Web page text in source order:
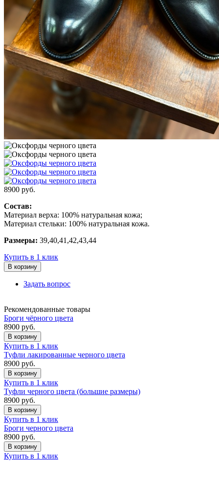
8900 руб.
Состав:
Материал верха: 100% натуральная кожа;
Материал стельки: 100% натуральная кожа.
Размеры: 39,40,41,42,43,44
Купить в 1 клик
В корзину
Задать вопрос
Рекомендованные товары
Броги чёрного цвета
8900 руб.
В корзину
Купить в 1 клик
Туфли лакированные черного цвета
8900 руб.
В корзину
Купить в 1 клик
Туфли черного цвета (большие размеры)
8900 руб.
В корзину
Купить в 1 клик
Броги черного цвета
8900 руб.
В корзину
Купить в 1 клик